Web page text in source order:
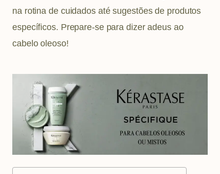
na rotina de cuidados até sugestões de produtos
específicos. Prepare-se para dizer adeus ao
cabelo oleoso!